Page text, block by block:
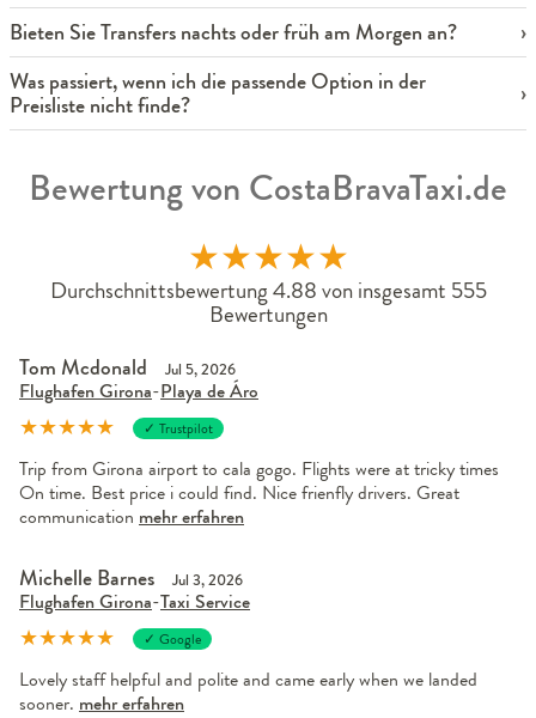
Bieten Sie Transfers nachts oder früh am Morgen an?
Was passiert, wenn ich die passende Option in der
Preisliste nicht finde?
Bewertung von CostaBravaTaxi.de
★★★★★
Durchschnittsbewertung 4.88 von insgesamt 555
Bewertungen
Tom Mcdonald Jul 5, 2026
Flughafen Girona-Playa de Áro
★★★★★ ✓ Trustpilot
Trip from Girona airport to cala gogo. Flights were at tricky times
On time. Best price i could find. Nice frienfly drivers. Great
communication mehr erfahren
Michelle Barnes Jul 3, 2026
Flughafen Girona-Taxi Service
★★★★★ ✓ Google
Lovely staff helpful and polite and came early when we landed
sooner. mehr erfahren